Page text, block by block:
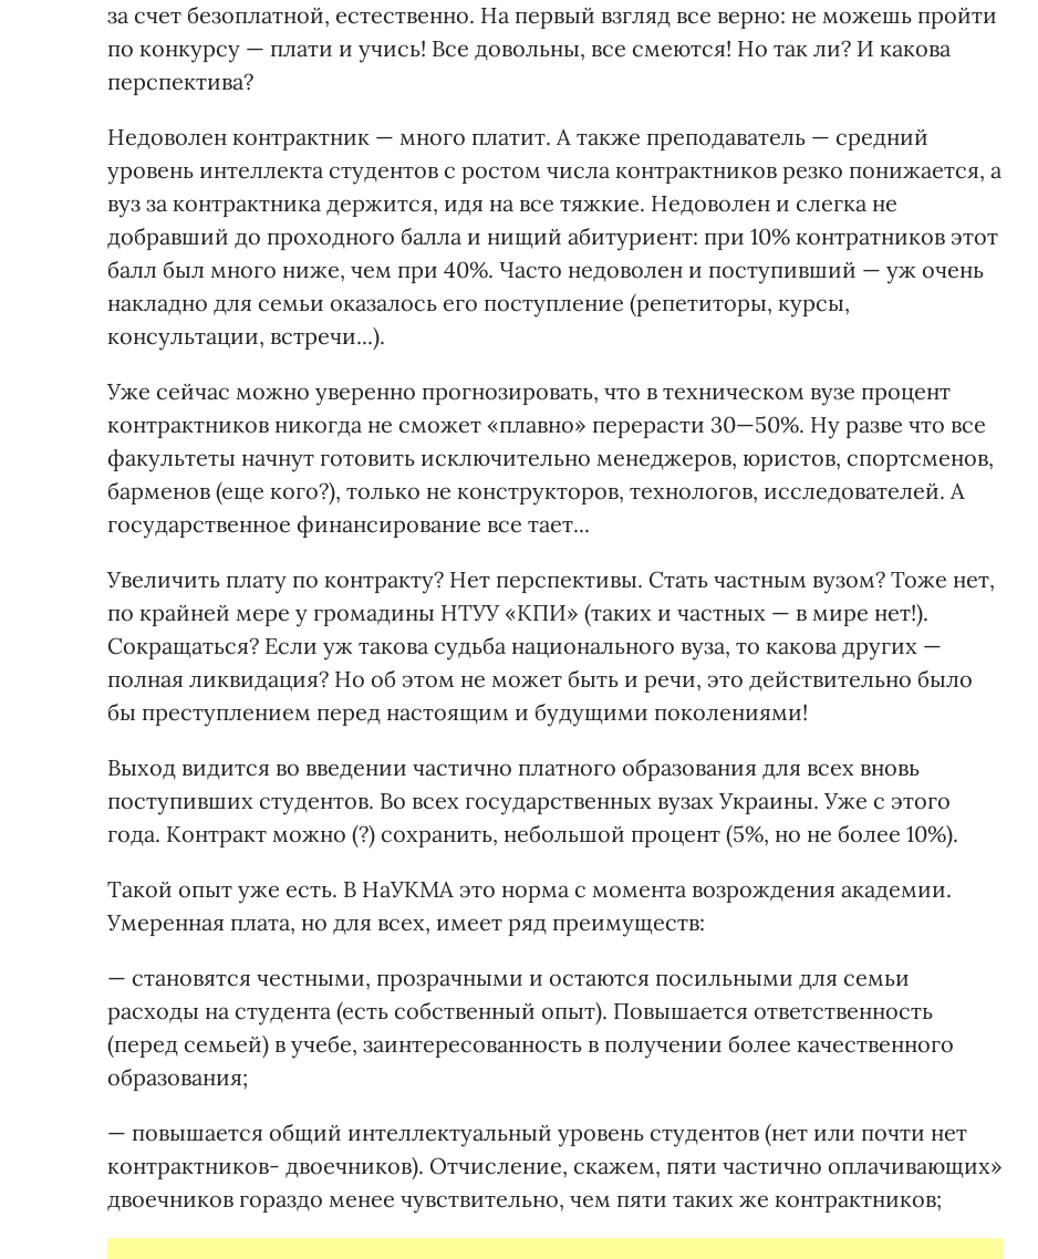
за счет безоплатной, естественно. На первый взгляд все верно: не можешь пройти
по конкурсу — плати и учись! Все довольны, все смеются! Но так ли? И какова
перспектива?
Недоволен контрактник — много платит. А также преподаватель — средний
уровень интеллекта студентов с ростом числа контрактников резко понижается, а
вуз за контрактника держится, идя на все тяжкие. Недоволен и слегка не
добравший до проходного балла и нищий абитуриент: при 10% контратников этот
балл был много ниже, чем при 40%. Часто недоволен и поступивший — уж очень
накладно для семьи оказалось его поступление (репетиторы, курсы,
консультации, встречи...).
Уже сейчас можно уверенно прогнозировать, что в техническом вузе процент
контрактников никогда не сможет «плавно» перерасти 30—50%. Ну разве что все
факультеты начнут готовить исключительно менеджеров, юристов, спортсменов,
барменов (еще кого?), только не конструкторов, технологов, исследователей. А
государственное финансирование все тает...
Увеличить плату по контракту? Нет перспективы. Стать частным вузом? Тоже нет,
по крайней мере у громадины НТУУ «КПИ» (таких и частных — в мире нет!).
Сокращаться? Если уж такова судьба национального вуза, то какова других —
полная ликвидация? Но об этом не может быть и речи, это действительно было
бы преступлением перед настоящим и будущими поколениями!
Выход видится во введении частично платного образования для всех вновь
поступивших студентов. Во всех государственных вузах Украины. Уже с этого
года. Контракт можно (?) сохранить, небольшой процент (5%, но не более 10%).
Такой опыт уже есть. В НаУКМА это норма с момента возрождения академии.
Умеренная плата, но для всех, имеет ряд преимуществ:
— становятся честными, прозрачными и остаются посильными для семьи
расходы на студента (есть собственный опыт). Повышается ответственность
(перед семьей) в учебе, заинтересованность в получении более качественного
образования;
— повышается общий интеллектуальный уровень студентов (нет или почти нет
контрактников- двоечников). Отчисление, скажем, пяти частично оплачивающих»
двоечников гораздо менее чувствительно, чем пяти таких же контрактников;